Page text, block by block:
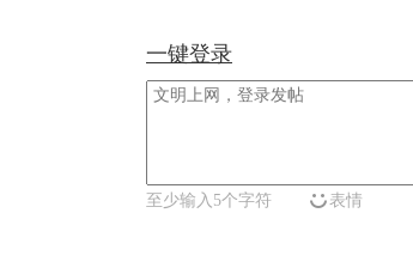
一键登录
至少输入5个字符 表情